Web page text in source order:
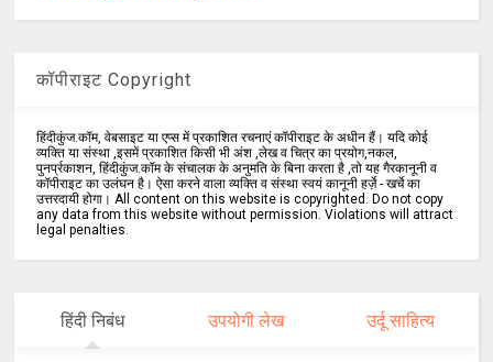
कॉपीराइट Copyright
हिंदीकुंज.कॉम, वेबसाइट या एप्स में प्रकाशित रचनाएं कॉपीराइट के अधीन हैं। यदि कोई
व्यक्ति या संस्था ,इसमें प्रकाशित किसी भी अंश ,लेख व चित्र का प्रयोग,नकल,
पुनर्प्रकाशन, हिंदीकुंज.कॉम के संचालक के अनुमति के बिना करता है ,तो यह गैरकानूनी व
कॉपीराइट का उलंघन है। ऐसा करने वाला व्यक्ति व संस्था स्वयं कानूनी हर्ज़े - खर्चे का
उत्तरदायी होगा। All content on this website is copyrighted. Do not copy
any data from this website without permission. Violations will attract
legal penalties.
हिंदी निबंध उपयोगी लेख उर्दू साहित्य